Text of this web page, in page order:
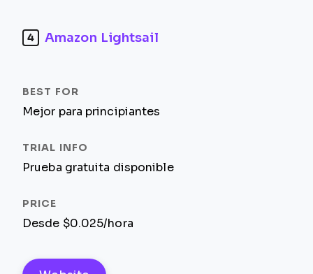
4 Amazon Lightsail
Mejor para principiantes
Prueba gratuita disponible
Desde $0.025/hora